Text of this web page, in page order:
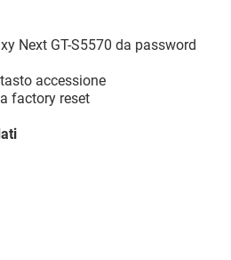
Next GT-S5570 da password
accessione
factory reset